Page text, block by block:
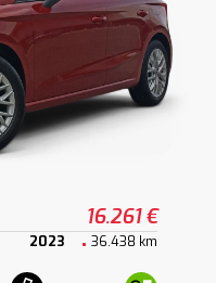
16.261 €
2023 36.438 km